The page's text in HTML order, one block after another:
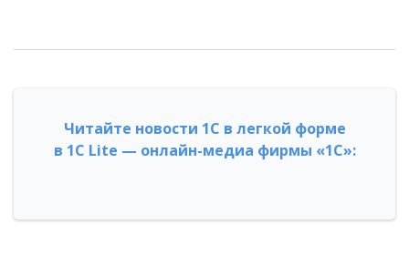
Читайте новости 1С в легкой форме
в 1С Lite — онлайн-медиа фирмы «1С»: